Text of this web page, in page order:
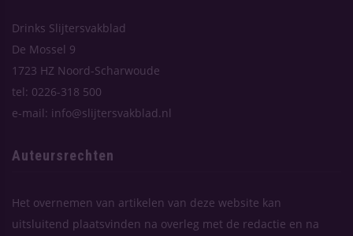
Drinks Slijtersvakblad
De Mossel 9
1723 HZ Noord-Scharwoude
tel: 0226-318 500
e-mail: info@slijtersvakblad.nl
Auteursrechten
Het overnemen van artikelen van deze website kan
uitsluitend plaatsvinden na overleg met de redactie en na